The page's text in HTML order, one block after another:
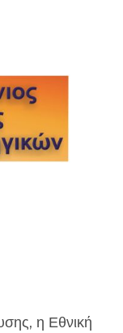
η Εθνική